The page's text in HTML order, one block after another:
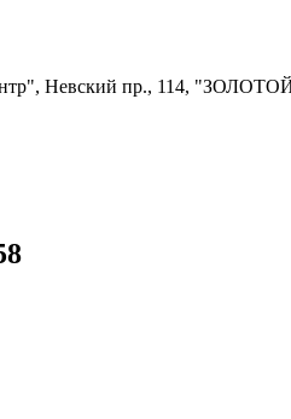
Невский пр., 114,